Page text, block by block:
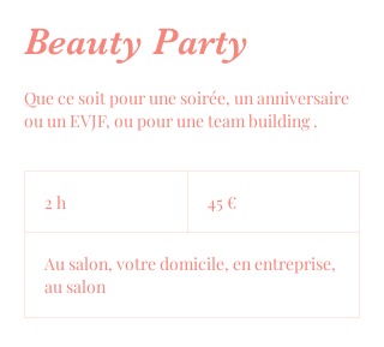
Beauty Party
Que ce soit pour une soirée, un anniversaire
ou un EVJF, ou pour une team building .
2 h 45 €
Au salon, votre domicile, en entreprise,
au salon